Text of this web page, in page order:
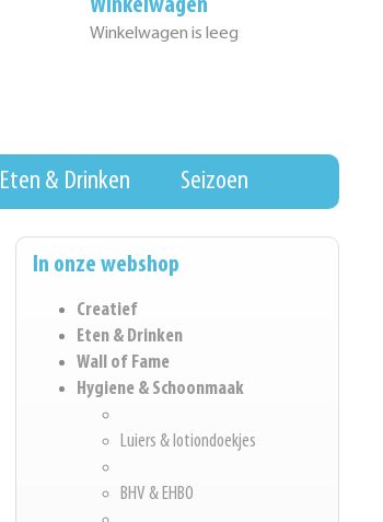
Winkelwagen
Winkelwagen is leeg
Eten & Drinken Seizoen
In onze webshop
Creatief
Eten & Drinken
Wall of Fame
Hygiene & Schoonmaak
Luiers & lotiondoekjes
BHV & EHBO